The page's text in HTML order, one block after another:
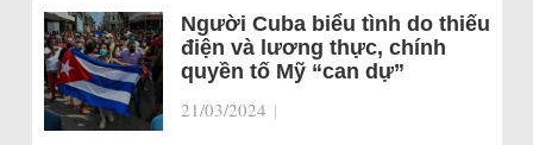
Người Cuba biểu tình do thiếu
điện và lương thực, chính
quyền tố Mỹ “can dự”
21/03/2024 |